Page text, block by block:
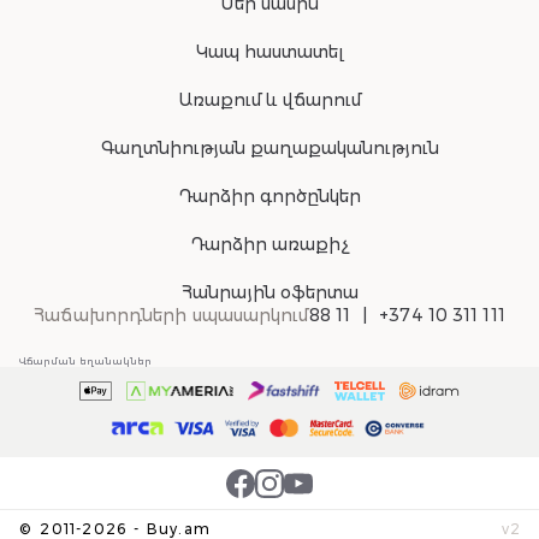
Կապ հաստատել
Առաքում և վճարում
Գաղտնիության քաղաքականություն
Դարձիր գործընկեր
Դարձիր առաքիչ
Հանրային օֆերտա
Հաճախորդների սպասարկում88 11 +374 10 311 111
© 2011-2026 - Buy.am v2
Վճարման եղանակներ